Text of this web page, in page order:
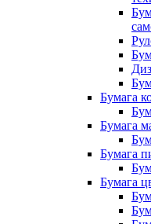
Бумага
Бумага
Бумага
Бумага